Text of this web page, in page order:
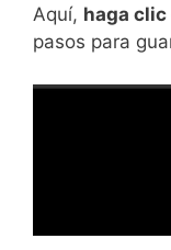
Aquí, haga
pasos para